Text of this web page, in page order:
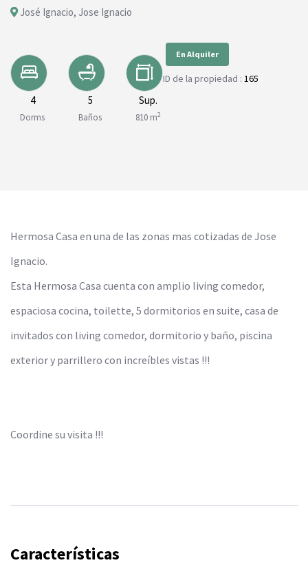
José Ignacio, Jose Ignacio
4
Dorms
5
Baños
Sup.
810 m2
En Alquiler
ID de la propiedad : 165
Hermosa Casa en una de las zonas mas cotizadas de Jose
Ignacio.
Esta Hermosa Casa cuenta con amplio living comedor,
espaciosa cocina, toilette, 5 dormitorios en suite, casa de
invitados con living comedor, dormitorio y baño, piscina
exterior y parrillero con increíbles vistas !!!
Coordine su visita !!!
Características